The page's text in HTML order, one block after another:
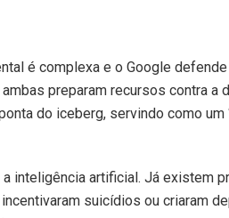
é complexa e o Google defende
preparam recursos contra a
do iceberg, servindo como um
inteligência artificial. Já existem
suicídios ou criaram